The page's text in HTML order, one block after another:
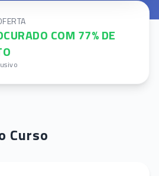
COM 77% DE
Curso